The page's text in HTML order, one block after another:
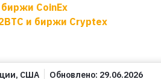
CoinEx
и биржи Cryptex
, США Обновлено: 29.06.2026